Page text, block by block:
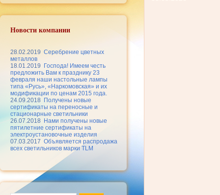
Новости компании
28.02.2019 Серебрение цветных
металлов
18.01.2019
Господа! Имеем честь
предложить Вам к празднику 23
февраля наши настольные лампы
типа «Русь», «Наркомовская» и их
модификации по ценам 2015 года.
24.09.2018
Получены новые
сертификаты на переносные и
стационарные светильники
26.07.2018
Нами получены новые
пятилетние сертификаты на
электроустановочные изделия
07.03.2017 Объявляется распродажа
всех светильников марки TLM